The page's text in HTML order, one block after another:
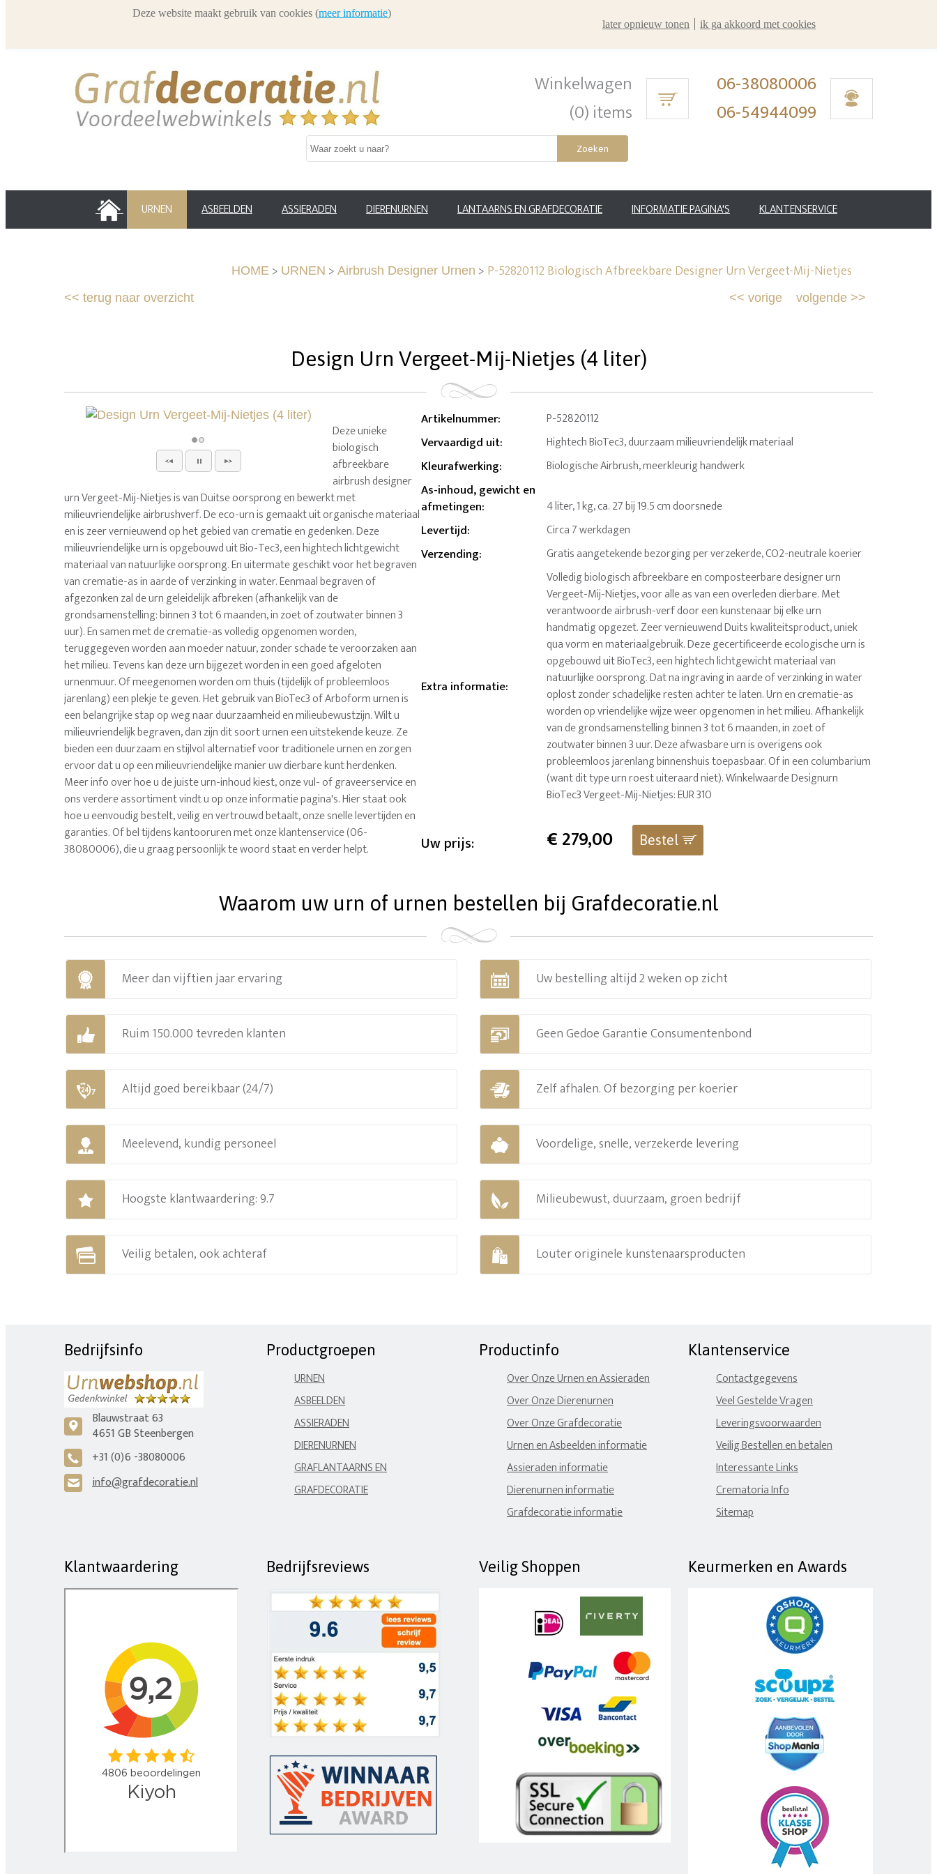
Winkelwagen
(0) items
06-38080006
06-54944099
Zoeken
HOME URNEN ASBEELDEN ASSIERADEN DIERENURNEN LANTAARNS EN GRAFDECORATIE INFORMATIE PAGINA'S KLANTENSERVICE
HOME > URNEN > Airbrush Designer Urnen > P-52820112 Biologisch Afbreekbare Designer Urn Vergeet-Mij-Nietjes
<< terug naar overzicht volgende >>
<< vorige
Design Urn Vergeet-Mij-Nietjes (4 liter)
Artikelnummer: P-52820112
Vervaardigd uit: Hightech BioTec3, duurzaam milieuvriendelijk materiaal
Kleurafwerking: Biologische Airbrush, meerkleurig handwerk
As-inhoud, gewicht en
afmetingen: 4 liter, 1 kg, ca. 27 bij 19.5 cm doorsnede
Levertijd: Circa 7 werkdagen
Verzending: Gratis aangetekende bezorging per verzekerde, CO2-neutrale koerier
Extra informatie:
Volledig biologisch afbreekbare en composteerbare designer urn
Vergeet-Mij-Nietjes, voor alle as van een overleden dierbare. Met
verantwoorde airbrush-verf door een kunstenaar bij elke urn
handmatig opgezet. Zeer vernieuwend Duits kwaliteitsproduct, uniek
qua vorm en materiaalgebruik. Deze gecertificeerde ecologische urn is
opgebouwd uit BioTec3, een hightech lichtgewicht materiaal van
natuurlijke oorsprong. Dat na ingraving in aarde of verzinking in water
oplost zonder schadelijke resten achter te laten. Urn en crematie-as
worden op vriendelijke wijze weer opgenomen in het milieu. Afhankelijk
van de grondsamenstelling binnen 3 tot 6 maanden, in zoet of
zoutwater binnen 3 uur. Deze afwasbare urn is overigens ook
probleemloos jarenlang binnenshuis toepasbaar. Of in een columbarium
(want dit type urn roest uiteraard niet). Winkelwaarde Designurn
BioTec3 Vergeet-Mij-Nietjes: EUR 310
Uw prijs: €279,00 Bestel
Deze unieke
biologisch
afbreekbare
airbrush designer
urn Vergeet-Mij-Nietjes is van Duitse oorsprong en bewerkt met
milieuvriendelijke airbrushverf. De eco-urn is gemaakt uit organische materiaal
en is zeer vernieuwend op het gebied van crematie en gedenken. Deze
milieuvriendelijke urn is opgebouwd uit Bio-Tec3, een hightech lichtgewicht
materiaal van natuurlijke oorsprong. En uitermate geschikt voor het begraven
van crematie-as in aarde of verzinking in water. Eenmaal begraven of
afgezonken zal de urn geleidelijk afbreken (afhankelijk van de
grondsamenstelling: binnen 3 tot 6 maanden, in zoet of zoutwater binnen 3
uur). En samen met de crematie-as volledig opgenomen worden,
teruggegeven worden aan moeder natuur, zonder schade te veroorzaken aan
het milieu. Tevens kan deze urn bijgezet worden in een goed afgeloten
urnenmuur. Of meegenomen worden om thuis (tijdelijk of probleemloos
jarenlang) een plekje te geven. Het gebruik van BioTec3 of Arboform urnen is
een belangrijke stap op weg naar duurzaamheid en milieubewustzijn. Wilt u
milieuvriendelijk begraven, dan zijn dit soort urnen een uitstekende keuze. Ze
bieden een duurzaam en stijlvol alternatief voor traditionele urnen en zorgen
ervoor dat u op een milieuvriendelijke manier uw dierbare kunt herdenken.
Meer info over hoe u de juiste urn-inhoud kiest, onze vul- of graveerservice en
ons verdere assortiment vindt u op onze informatie pagina's. Hier staat ook
hoe u eenvoudig bestelt, veilig en vertrouwd betaalt, onze snelle levertijden en
garanties. Of bel tijdens kantooruren met onze klantenservice (06-
38080006), die u graag persoonlijk te woord staat en verder helpt.
Waarom uw urn of urnen bestellen bij Grafdecoratie.nl
Meer dan vijftien jaar ervaring Uw bestelling altijd 2 weken op zicht
Ruim 150.000 tevreden klanten Geen Gedoe Garantie Consumentenbond
Altijd goed bereikbaar (24/7) Zelf afhalen. Of bezorging per koerier
Meelevend, kundig personeel Voordelige, snelle, verzekerde levering
Hoogste klantwaardering: 9.7 Milieubewust, duurzaam, groen bedrijf
Veilig betalen, ook achteraf Louter originele kunstenaarsproducten
Bedrijfsinfo
c
Blauwstraat 63
4651 GB Steenbergen
A +31 (0)6 -38080006
H info@grafdecoratie.nl
Productgroepen
URNEN
ASBEELDEN
ASSIERADEN
DIERENURNEN
GRAFLANTAARNS EN
GRAFDECORATIE
Productinfo
Over Onze Urnen en Assieraden
Over Onze Dierenurnen
Over Onze Grafdecoratie
Urnen en Asbeelden informatie
Assieraden informatie
Dierenurnen informatie
Grafdecoratie informatie
Klantenservice
Contactgegevens
Veel Gestelde Vragen
Leveringsvoorwaarden
Veilig Bestellen en betalen
Interessante Links
Crematoria Info
Sitemap
Klantwaardering Bedrijfsreviews Veilig Shoppen Keurmerken en Awards
Deze website maakt gebruik van cookies (meer informatie)
later opnieuw tonen
ik ga akkoord met cookies